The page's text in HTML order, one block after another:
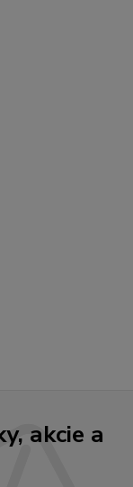
akcie a